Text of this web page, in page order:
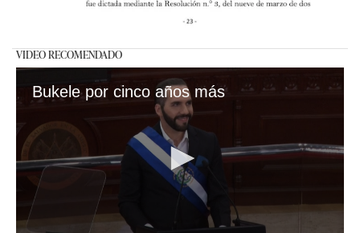
VIDEO RECOMENDADO
Bukele por cinco años más